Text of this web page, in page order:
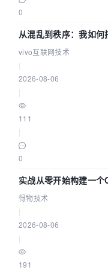
0
从混乱到秩序：我如
体系
vivo互联网技术
2026-08-06
111
0
实战从零开始构建一
得物技术
2026-08-06
191